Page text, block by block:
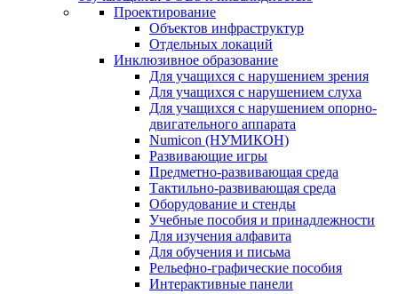
Проектирование
Объектов инфраструктур
Отдельных локаций
Инклюзивное образование
Для учащихся с нарушением зрения
Для учащихся с нарушением слуха
Для учащихся с нарушением опорно-
двигательного аппарата
Numicon (НУМИКОН)
Развивающие игры
Предметно-развивающая среда
Тактильно-развивающая среда
Оборудование и стенды
Учебные пособия и принадлежности
Для изучения алфавита
Для обучения и письма
Рельефно-графические пособия
Интерактивные панели